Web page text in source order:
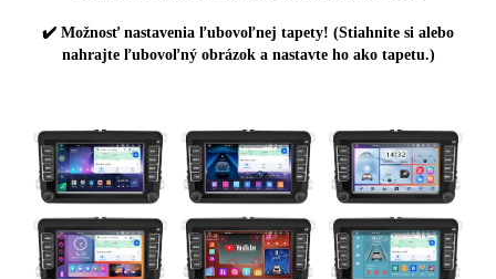
✔️ Možnosť nastavenia ľubovoľnej tapety! (Stiahnite si alebo
nahrajte ľubovoľný obrázok a nastavte ho ako tapetu.)